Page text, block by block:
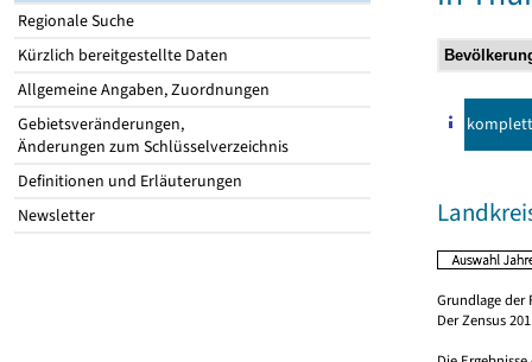
Regionale Suche
Kürzlich bereitgestellte Daten
Allgemeine Angaben, Zuordnungen
Gebietsveränderungen,
Änderungen zum Schlüsselverzeichnis
Definitionen und Erläuterungen
Newsletter
komplett
Grundlage der
Der Zensus